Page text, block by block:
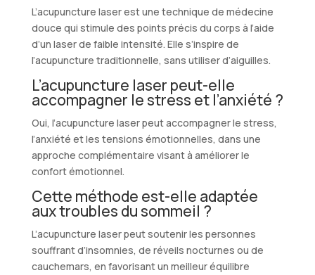
L’acupuncture laser est une technique de médecine
douce qui stimule des points précis du corps à l’aide
d’un laser de faible intensité. Elle s’inspire de
l’acupuncture traditionnelle, sans utiliser d’aiguilles.
L’acupuncture laser peut-elle
accompagner le stress et l’anxiété ?
Oui, l’acupuncture laser peut accompagner le stress,
l’anxiété et les tensions émotionnelles, dans une
approche complémentaire visant à améliorer le
confort émotionnel.
Cette méthode est-elle adaptée
aux troubles du sommeil ?
L’acupuncture laser peut soutenir les personnes
souffrant d’insomnies, de réveils nocturnes ou de
cauchemars, en favorisant un meilleur équilibre